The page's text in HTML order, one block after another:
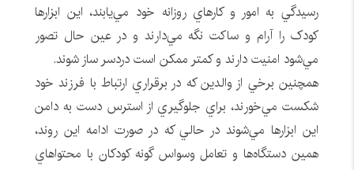
رسيدگي به امور و کارهاي روزانه خود مي‌يابند، اين ابزارها
کودک را آرام و ساکت نگه مي‌دارند و در عين حال تصور
مي‌شود امنيت دارند و کمتر ممکن است دردسر ساز شوند.
همچنين برخي از والدين که در برقراري ارتباط با فرزند خود
شکست مي‌خورند، براي جلوگيري از استرس دست به دامن
اين ابزارها مي‌شوند در حالي که در صورت ادامه اين روند،
همين دستگاه‌ها و تعامل وسواس گونه کودکان با محتواهاي